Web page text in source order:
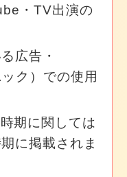
・TV出演の
広告・
ク）での使用
期に関しては
に掲載されま